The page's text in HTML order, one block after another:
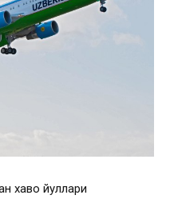
хаво йуллари